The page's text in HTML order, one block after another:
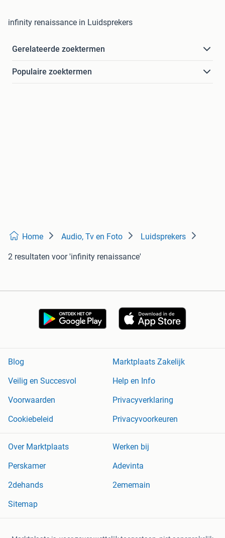
infinity renaissance in Luidsprekers
Gerelateerde zoektermen
Populaire zoektermen
Home Audio, Tv en Foto Luidsprekers
2 resultaten voor 'infinity renaissance'
Blog
Marktplaats Zakelijk
Veilig en Succesvol
Help en Info
Voorwaarden
Privacyverklaring
Cookiebeleid
Privacyvoorkeuren
Over Marktplaats
Werken bij
Perskamer
Adevinta
2dehands
2ememain
Sitemap